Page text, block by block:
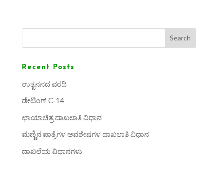
Search
Recent Posts
ಉತ್ಖನನದ ವರದಿ
ಡೇಟಿಂಗ್ C-14
ಛಾಯಾಚಿತ್ರ ದಾಖಲಾತಿ ವಿಧಾನ
ಮಣ್ಣಿನ ಪಾತ್ರೆಗಳ ಅವಶೇಷಗಳ ದಾಖಲಾತಿ ವಿಧಾನ
ದಾಖಲೆಯ ವಿಧಾನಗಳು